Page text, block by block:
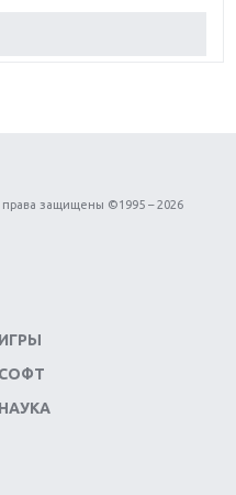
вершина эволюции
Spider-Man и
Америки
права защищены ©1995 – 2026
ИГРЫ
СОФТ
НАУКА